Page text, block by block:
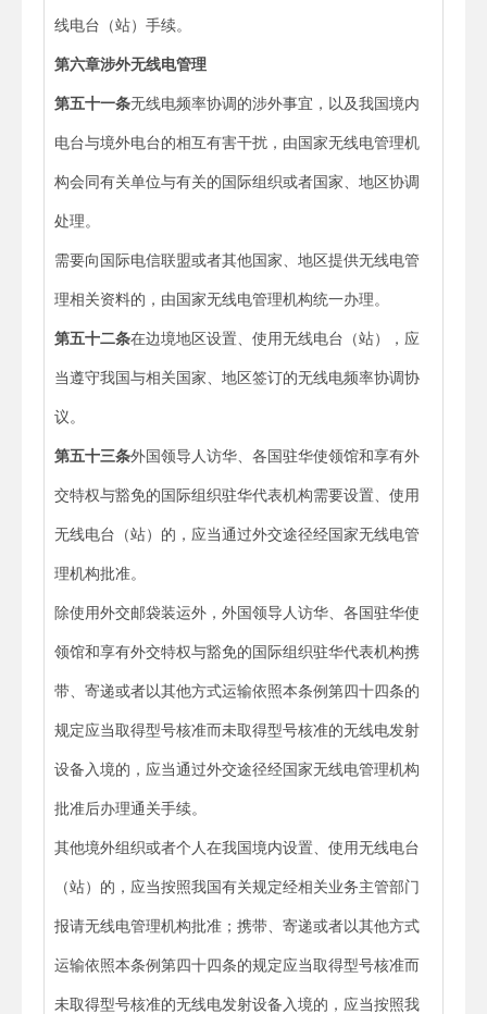
线电台（站）手续。
第六章涉外无线电管理
第五十一条无线电频率协调的涉外事宜，以及我国境内
电台与境外电台的相互有害干扰，由国家无线电管理机
构会同有关单位与有关的国际组织或者国家、地区协调
处理。
需要向国际电信联盟或者其他国家、地区提供无线电管
理相关资料的，由国家无线电管理机构统一办理。
第五十二条在边境地区设置、使用无线电台（站），应
当遵守我国与相关国家、地区签订的无线电频率协调协
议。
第五十三条外国领导人访华、各国驻华使领馆和享有外
交特权与豁免的国际组织驻华代表机构需要设置、使用
无线电台（站）的，应当通过外交途径经国家无线电管
理机构批准。
除使用外交邮袋装运外，外国领导人访华、各国驻华使
领馆和享有外交特权与豁免的国际组织驻华代表机构携
带、寄递或者以其他方式运输依照本条例第四十四条的
规定应当取得型号核准而未取得型号核准的无线电发射
设备入境的，应当通过外交途径经国家无线电管理机构
批准后办理通关手续。
其他境外组织或者个人在我国境内设置、使用无线电台
（站）的，应当按照我国有关规定经相关业务主管部门
报请无线电管理机构批准；携带、寄递或者以其他方式
运输依照本条例第四十四条的规定应当取得型号核准而
未取得型号核准的无线电发射设备入境的，应当按照我